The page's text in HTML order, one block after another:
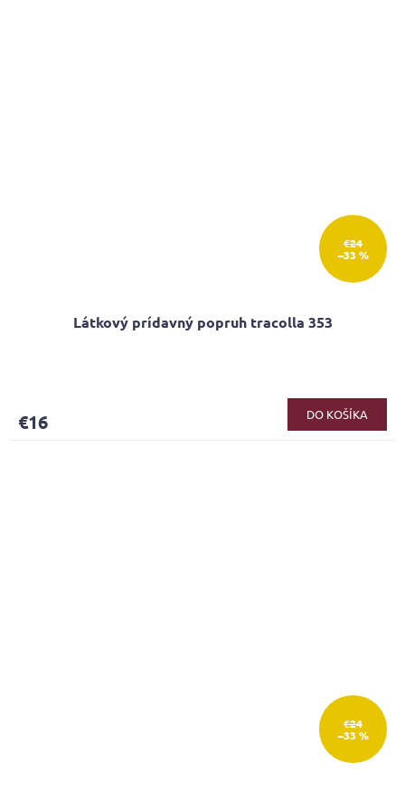
€24
–33 %
Látkový prídavný popruh tracolla 353
€16 DO KOŠÍKA
€24
–33 %